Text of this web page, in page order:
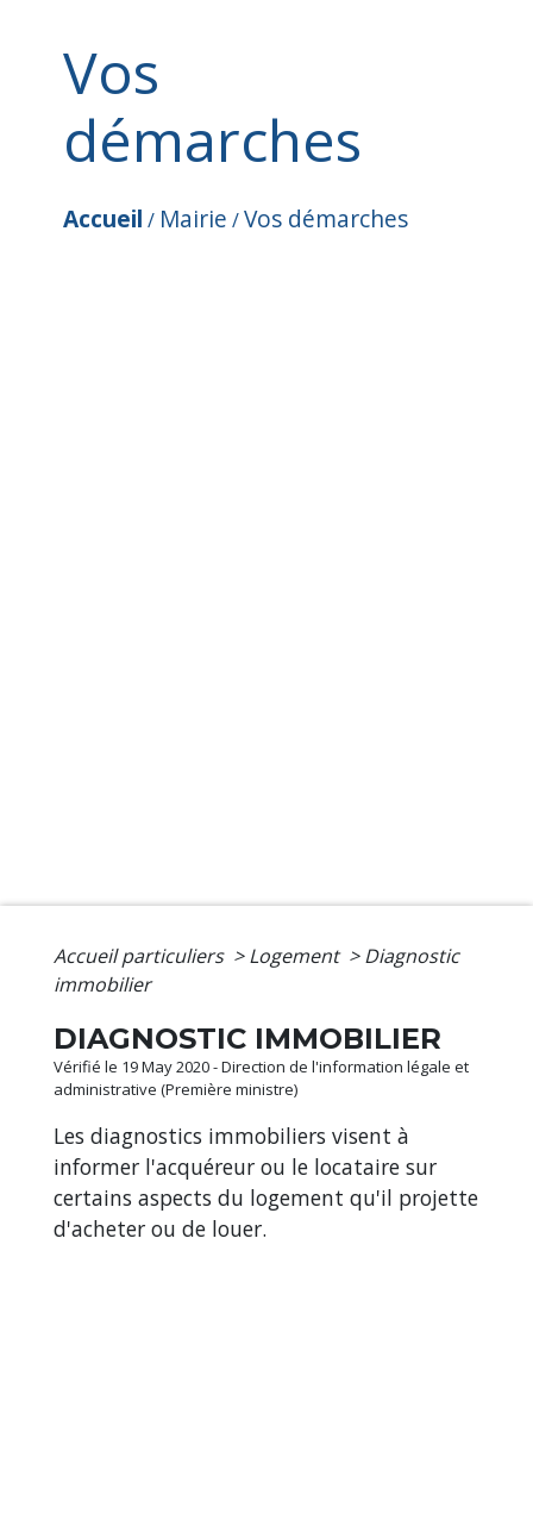
Vos
démarches
Accueil / Mairie /Vos démarches
Accueil particuliers > Logement > Diagnostic
immobilier
DIAGNOSTIC IMMOBILIER
Vérifié le 19 May 2020 - Direction de l'information légale et
administrative (Première ministre)
Les diagnostics immobiliers visent à
informer l'acquéreur ou le locataire sur
certains aspects du logement qu'il projette
d'acheter ou de louer.